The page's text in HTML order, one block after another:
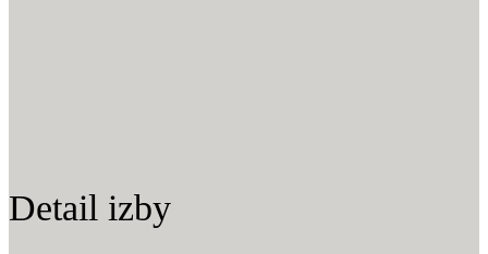
Detail izby